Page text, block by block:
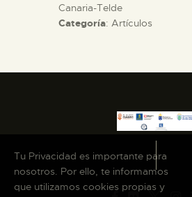
Canaria-Telde
Categoría: Artículos
Tu Privacidad es importante para
nosotros. Por ello, te informamos
que utilizamos cookies propias y